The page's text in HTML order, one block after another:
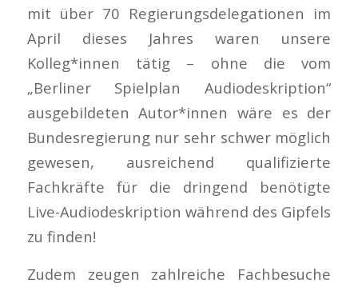
mit über 70 Regierungsdelegationen im
April dieses Jahres waren unsere
Kolleg*innen tätig – ohne die vom
„Berliner Spielplan Audiodeskription“
ausgebildeten Autor*innen wäre es der
Bundesregierung nur sehr schwer möglich
gewesen, ausreichend qualifizierte
Fachkräfte für die dringend benötigte
Live-Audiodeskription während des Gipfels
zu finden!
Zudem zeugen zahlreiche Fachbesuche